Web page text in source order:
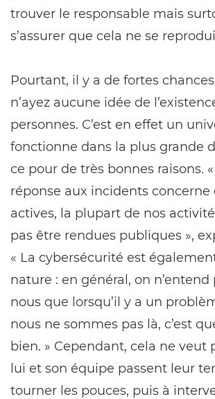
trouver le responsable mais
s’assurer que cela ne se
Pourtant, il y a de fortes
n’ayez aucune idée de
personnes. C’est en effet un
fonctionne dans la plus grande
ce pour de très bonnes raisons.
réponse aux incidents concerne
actives, la plupart de nos
pas être rendues publiques »,
« La cybersécurité est
nature : en général, on n’entend
nous que lorsqu’il y a un
nous ne sommes pas là, c’est
bien. » Cependant, cela ne veut
lui et son équipe passent leur
tourner les pouces, puis à